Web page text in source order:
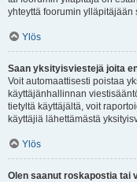
yhteyttä foorumin ylläpitäjään
Ylös
Saan yksityisviestejä joita
Voit automaattisesti poistaa
käyttäjänhallinnan
tietyltä käyttäjältä, voit
käyttäjiä lähettämästä
Ylös
Olen saanut roskapostia tai